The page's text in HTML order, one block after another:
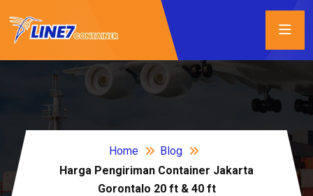
Home
Blog
Harga Pengiriman Container Jakarta
Gorontalo 20 ft & 40 ft